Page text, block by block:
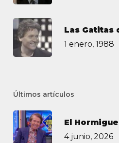
Las Gatitas
1 enero, 1988
Últimos artículos
El
4 junio, 2026